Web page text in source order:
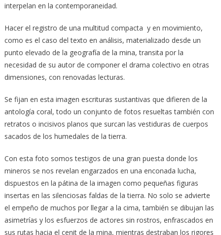
interpelan en la contemporaneidad.
Hacer el registro de una multitud compacta y en movimiento,
como es el caso del texto en análisis, materializado desde un
punto elevado de la geografía de la mina, transita por la
necesidad de su autor de componer el drama colectivo en otras
dimensiones, con renovadas lecturas.
Se fijan en esta imagen escrituras sustantivas que difieren de la
antología coral, todo un conjunto de fotos resueltas también con
retratos o incisivos planos que surcan las vestiduras de cuerpos
sacados de los humedales de la tierra.
Con esta foto somos testigos de una gran puesta donde los
mineros se nos revelan engarzados en una enconada lucha,
dispuestos en la pátina de la imagen como pequeñas figuras
insertas en las silenciosas faldas de la tierra. No solo se advierte
el empeño de muchos por llegar a la cima, también se dibujan las
asimetrías y los esfuerzos de actores sin rostros, enfrascados en
sus rutas hacia el cenit de la mina, mientras destraban los rigores